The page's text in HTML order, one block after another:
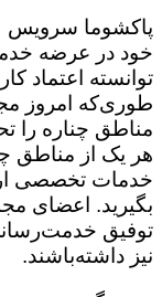
پاکشوما
خود در عرضه
توانسته اعتماد
طوری‌که امروز
مناطق چناره را
هر یک از مناطق
خدمات تخصصی
بگیرید. اعضای
توفیق
نیز داشته‌باشند.